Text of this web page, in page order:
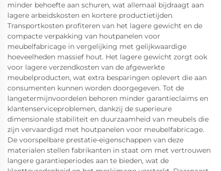
minder behoefte aan schuren, wat allemaal bijdraagt aan
lagere arbeidskosten en kortere productietijden.
Transportkosten profiteren van het lagere gewicht en de
compacte verpakking van houtpanelen voor
meubelfabricage in vergelijking met gelijkwaardige
hoeveelheden massief hout. Het lagere gewicht zorgt ook
voor lagere verzendkosten van de afgewerkte
meubelproducten, wat extra besparingen oplevert die aan
consumenten kunnen worden doorgegeven. Tot de
langetermijnvoordelen behoren minder garantieclaims en
klantenserviceproblemen, dankzij de superieure
dimensionale stabiliteit en duurzaamheid van meubels die
zijn vervaardigd met houtpanelen voor meubelfabricage.
De voorspelbare prestatie-eigenschappen van deze
materialen stellen fabrikanten in staat om met vertrouwen
langere garantieperiodes aan te bieden, wat de